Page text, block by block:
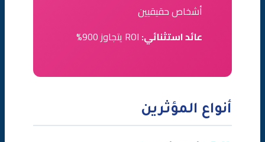
أشخاص حقيقيين
عائد استثنائي:
أنواع المؤثرين